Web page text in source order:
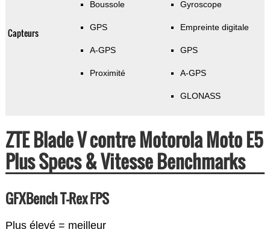
Capteurs
Boussole
GPS
A-GPS
Proximité
Gyroscope
Empreinte digitale
GPS
A-GPS
GLONASS
ZTE Blade V contre Motorola Moto E5
Plus Specs & Vitesse Benchmarks
GFXBench T-Rex FPS
Plus élevé = meilleur